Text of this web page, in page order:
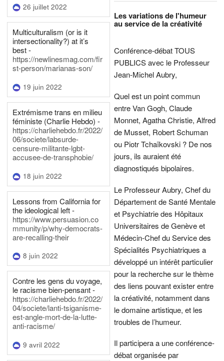
26 juillet 2022
Multiculturalism (or is it
intersectionality?) at it’s
best -
https://newlinesmag.com/fir
st-person/marianas-son/
19 juin 2022
Extrémisme trans en milieu
féministe (Charlie Hebdo) -
https://charliehebdo.fr/2022/
06/societe/labsurde-
censure-militante-lgbt-
accusee-de-transphobie/
18 juin 2022
Lessons from California for
the ideological left -
https://www.persuasion.co
mmunity/p/why-democrats-
are-recalling-their
8 juin 2022
Contre les gens du voyage,
le racisme bien-pensant -
https://charliehebdo.fr/2022/
04/societe/lanti-tsiganisme-
est-angle-mort-de-la-lutte-
anti-racisme/
9 avril 2022
Les variations de l'humeur
au service de la créativité
Conférence-débat TOUS
PUBLICS avec le Professeur
Jean-Michel Aubry,
Quel est un point commun
entre Van Gogh, Claude
Monnet, Agatha Christie, Alfred
de Musset, Robert Schuman
ou Piotr Tchaïkovski ? De nos
jours, ils auraient été
diagnostiqués bipolaires.
Le Professeur Aubry, Chef du
Département de Santé Mentale
et Psychiatrie des Hôpitaux
Universitaires de Genève et
Médecin-Chef du Service des
Spécialités Psychiatriques a
développé un intérêt particulier
pour la recherche sur le thème
des liens pouvant exister entre
la créativité, notamment dans
le domaine artistique, et les
troubles de l’humeur.
Il participera a une conférence-
débat organisée par